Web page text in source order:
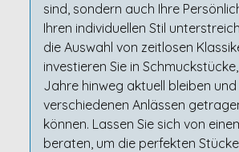
sind, sondern auch Ihre
Ihren individuellen Stil
die Auswahl von zeitlosen
investieren Sie in
Jahre hinweg aktuell bleiben und
verschiedenen Anlässen
können. Lassen Sie sich von
beraten, um die perfekten